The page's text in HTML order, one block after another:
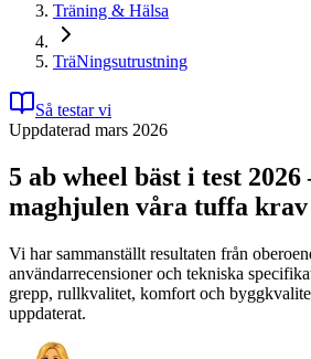
Träning & Hälsa
TräNingsutrustning
Så testar vi
Uppdaterad mars 2026
5 ab wheel bäst i test
maghjulen våra tuffa krav
Vi har sammanställt resultaten från
användarrecensioner och tekniska
grepp, rullkvalitet, komfort och
uppdaterat.